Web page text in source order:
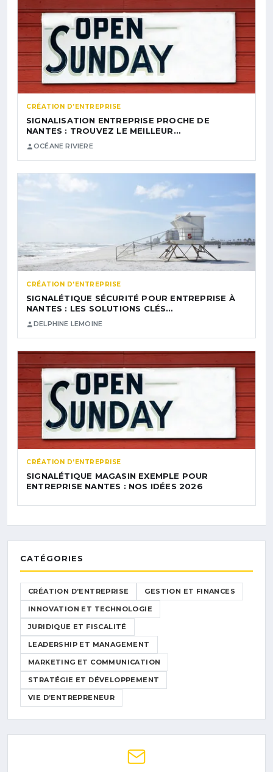
CRÉATION D’ENTREPRISE
SIGNALISATION ENTREPRISE PROCHE DE
NANTES : TROUVEZ LE MEILLEUR…
OCÉANE RIVIERE
CRÉATION D’ENTREPRISE
SIGNALÉTIQUE SÉCURITÉ POUR ENTREPRISE À
NANTES : LES SOLUTIONS CLÉS…
DELPHINE LEMOINE
CRÉATION D’ENTREPRISE
SIGNALÉTIQUE MAGASIN EXEMPLE POUR
ENTREPRISE NANTES : NOS IDÉES 2026
CATÉGORIES
CRÉATION D’ENTREPRISE GESTION ET FINANCES
INNOVATION ET TECHNOLOGIE
JURIDIQUE ET FISCALITÉ
LEADERSHIP ET MANAGEMENT
MARKETING ET COMMUNICATION
STRATÉGIE ET DÉVELOPPEMENT
VIE D’ENTREPRENEUR